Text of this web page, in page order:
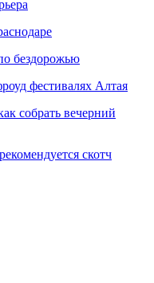
бездорожью
фестивалях Алтая
собрать вечерний
скотч